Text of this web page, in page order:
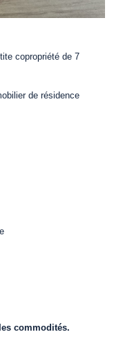
copropriété de 7
de résidence
commodités.